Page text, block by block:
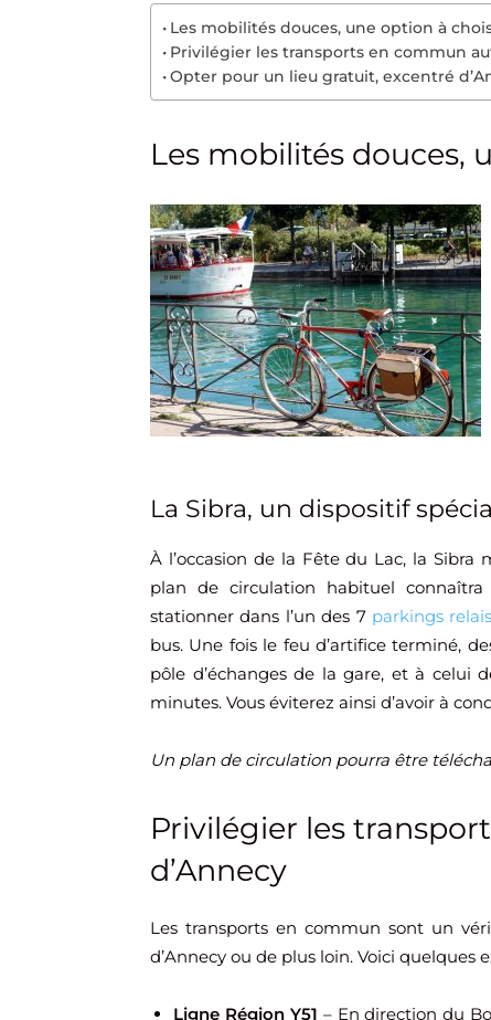
Les mobilités douces, une option à
Privilégier les transports en commun
Opter pour un lieu gratuit, excentré
Les mobilités douces,
La Sibra, un dispositif
À l’occasion de la Fête du Lac, la
plan de circulation habituel
stationner dans l’un des 7 parkings relais
bus. Une fois le feu d’artifice terminé,
pôle d’échanges de la gare, et à celui
minutes. Vous éviterez ainsi d’avoir à
Un plan de circulation pourra être
Privilégier les
d’Annecy
Les transports en commun sont un
d’Annecy ou de plus loin. Voici quelques
Ligne Région Y51 – En direction du